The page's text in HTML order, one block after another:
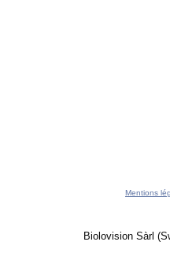
Mentions
Biolovision Sàrl